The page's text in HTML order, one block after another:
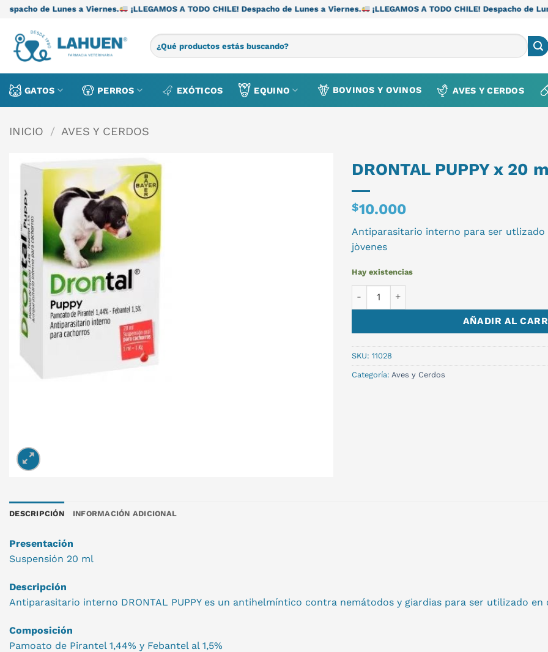
Saltar
contenido
Lunes a Viernes. ¡LLEGAMOS A TODO CHILE! Despacho de Lunes a Viernes. ¡LLEGAMOS A TODO CHILE! Despacho de Lunes a
Buscar
por:
GATOS PERROS EXÓTICOS EQUINO BOVINOS Y OVINOS AVES Y CERDOS
INICIO / AVES Y CERDOS
DRONTAL PUPPY x 20
$10.000
Antiparasitario interno para ser utlizado
jòvenes
Hay existencias
AÑADIR AL
SKU: 11028
Categoría: Aves y Cerdos
DESCRIPCIÓN INFORMACIÓN ADICIONAL
Presentación
Suspensión 20 ml
Descripción
Antiparasitario interno DRONTAL PUPPY es un antihelmíntico contra nemátodos y giardias para ser utilizado en
Composición
Pamoato de Pirantel 1,44% y Febantel al 1,5%